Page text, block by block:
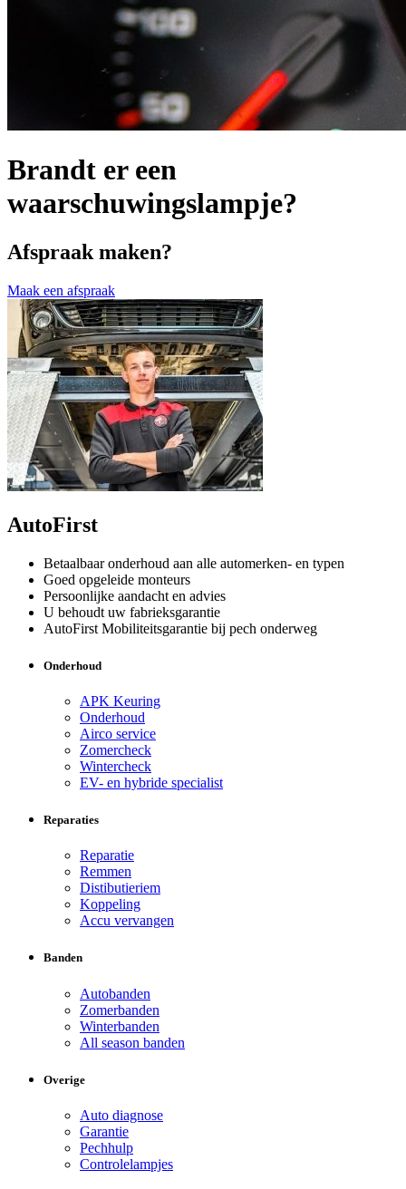
Brandt er een
waarschuwingslampje?
Afspraak maken?
Maak een afspraak
AutoFirst
Betaalbaar onderhoud aan alle automerken- en typen
Goed opgeleide monteurs
Persoonlijke aandacht en advies
U behoudt uw fabrieksgarantie
AutoFirst Mobiliteitsgarantie bij pech onderweg
Onderhoud
APK Keuring
Onderhoud
Airco service
Zomercheck
Wintercheck
EV- en hybride specialist
Reparaties
Reparatie
Remmen
Distibutieriem
Koppeling
Accu vervangen
Banden
Autobanden
Zomerbanden
Winterbanden
All season banden
Overige
Auto diagnose
Garantie
Pechhulp
Controlelampjes